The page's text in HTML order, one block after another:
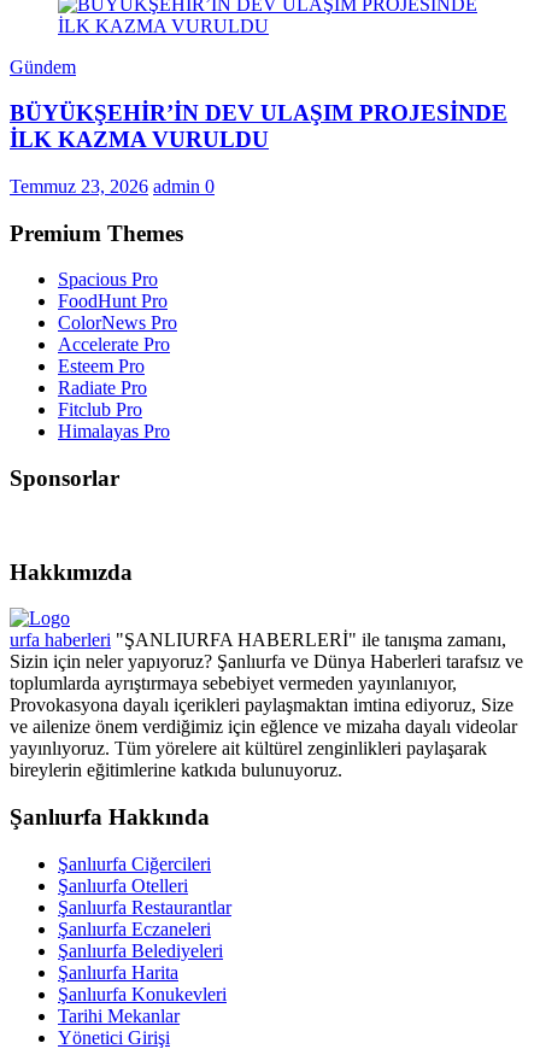
Gündem
BÜYÜKŞEHİR’İN DEV ULAŞIM PROJESİNDE
İLK KAZMA VURULDU
Temmuz 23, 2026 admin 0
Premium Themes
Spacious Pro
FoodHunt Pro
ColorNews Pro
Accelerate Pro
Esteem Pro
Radiate Pro
Fitclub Pro
Himalayas Pro
Sponsorlar
Hakkımızda
urfa haberleri "ŞANLIURFA HABERLERİ" ile tanışma zamanı,
Sizin için neler yapıyoruz? Şanlıurfa ve Dünya Haberleri tarafsız ve
toplumlarda ayrıştırmaya sebebiyet vermeden yayınlanıyor,
Provokasyona dayalı içerikleri paylaşmaktan imtina ediyoruz, Size
ve ailenize önem verdiğimiz için eğlence ve mizaha dayalı videolar
yayınlıyoruz. Tüm yörelere ait kültürel zenginlikleri paylaşarak
bireylerin eğitimlerine katkıda bulunuyoruz.
Şanlıurfa Hakkında
Şanlıurfa Ciğercileri
Şanlıurfa Otelleri
Şanlıurfa Restaurantlar
Şanlıurfa Eczaneleri
Şanlıurfa Belediyeleri
Şanlıurfa Harita
Şanlıurfa Konukevleri
Tarihi Mekanlar
Yönetici Girişi